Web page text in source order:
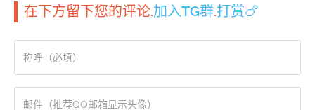
在下方留下您的评论.加入TG群.打赏🍗